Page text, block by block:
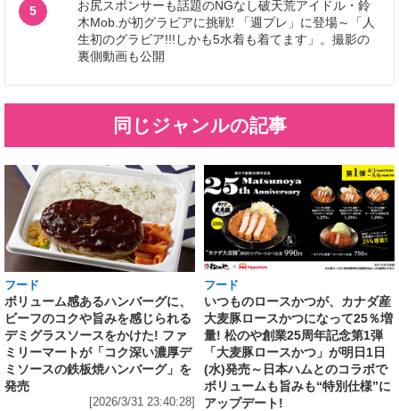
5
お尻スポンサーも話題のNGなし破天荒アイドル・鈴
木Mob.が初グラビアに挑戦! 「週プレ」に登場～「人
生初のグラビア!!!しかも5水着も着てます」。撮影の
裏側動画も公開
同じジャンルの記事
フード
ボリューム感あるハンバーグに、
ビーフのコクや旨みを感じられる
デミグラスソースをかけた! ファ
ミリーマートが「コク深い濃厚デ
ミソースの鉄板焼ハンバーグ」を
発売
[2026/3/31 23:40:28]
フード
いつものロースかつが、カナダ産
大麦豚ロースかつになって25％増
量! 松のや創業25周年記念第1弾
「大麦豚ロースかつ」が明日1日
(水)発売～日本ハムとのコラボで
ボリュームも旨みも“特別仕様”に
アップデート!